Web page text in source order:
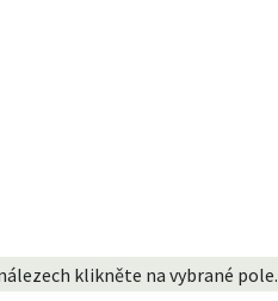
klikněte na vybrané pole.